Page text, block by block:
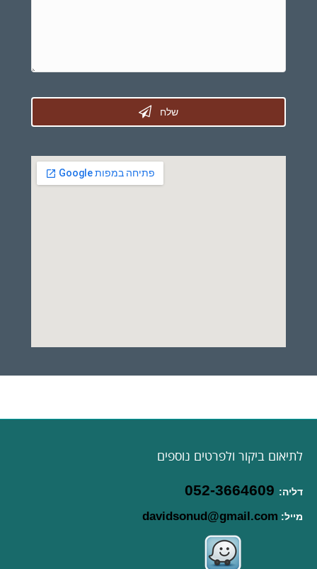
שלח
לתיאום ביקור ולפרטים נוספים
דליה:
מייל: davidsonud@gmail.com